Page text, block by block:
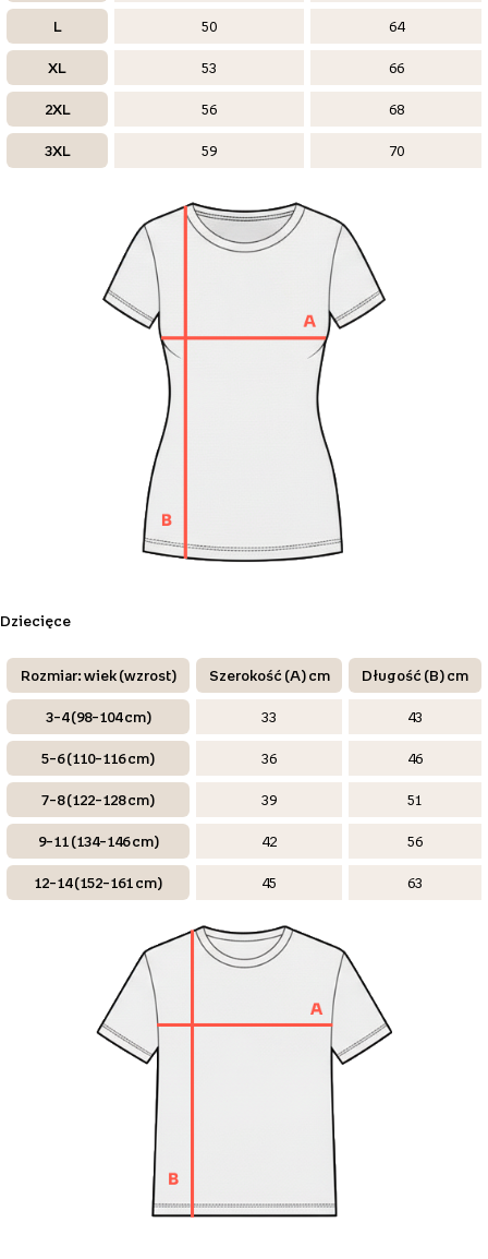
L 50 64
XL 53 66
2XL 56 68
3XL 59 70
Dziecięce
Rozmiar: wiek (wzrost) Szerokość (A) cm Długość (B) cm
3–4 (98–104 cm) 33 43
5–6 (110–116 cm) 36 46
7–8 (122–128 cm) 39 51
9–11 (134–146 cm) 42 56
12–14 (152–161 cm) 45 63